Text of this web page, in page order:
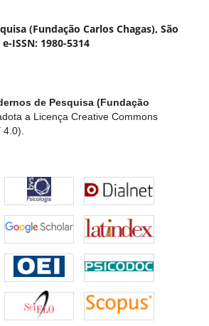
(Fundação Carlos Chagas), São
ISSN: 1980-5314
de Pesquisa (Fundação
a Licença Creative Commons